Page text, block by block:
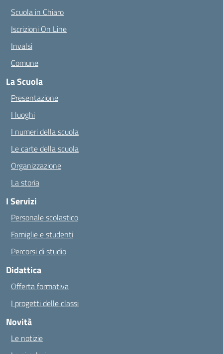
Scuola in Chiaro
Iscrizioni On Line
Invalsi
Comune
La Scuola
Presentazione
I luoghi
I numeri della scuola
Le carte della scuola
Organizzazione
La storia
I Servizi
Personale scolastico
Famiglie e studenti
Percorsi di studio
Didattica
Offerta formativa
I progetti delle classi
Novità
Le notizie